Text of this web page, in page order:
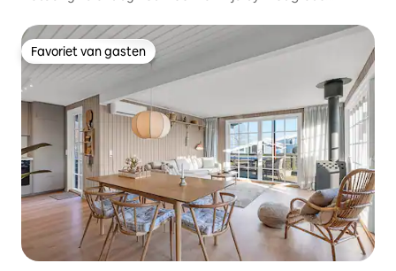
Favoriet van gasten
Favoriet van gasten